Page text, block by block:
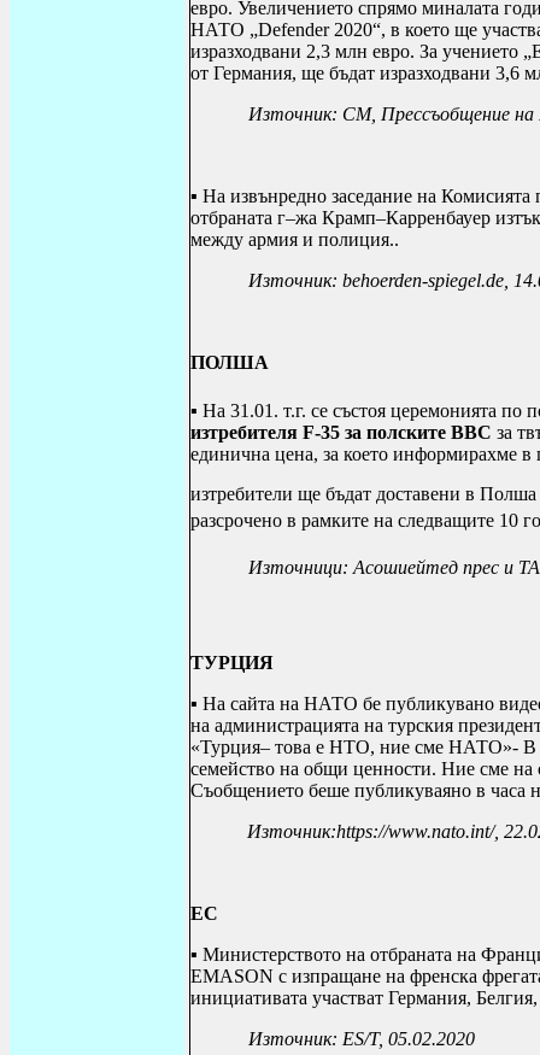
евро. Увеличението спрямо миналата
НАТО „Defender2020“, в което ще
изразходвани 2,3 млн евро. За учението „
от Германия, ще бъдат изразходвани 3,6
Източник: CM, Прессъобщение на
▪ На извънредно заседание на
отбраната г–жа Крамп–Карренбауер
между армия и полиция..
Източник: behoerden-spiegel.de,
ПОЛША
▪ На 31.01. т.г. се състоя церемонията по
изтребителя F-35 за полските ВВС за
единична цена, за което
изтребители ще бъдат доставени в Полша
разсрочено в рамките на следващите 10
Източници: Асошиейтед прес и
ТУРЦИЯ
▪ На сайта на НАТО бе публикувано
на администрацията на турския
«Турция– това е НТО, ние сме НАТО»- В
семейство на общи ценности. Ние сме на
Съобщението беше публикуваяно в часа
Източник:https://www.nato.int/,
ЕС
▪ Министерството на отбраната на
EMASON с изпращане на френска
инициативата участват Германия,
Източник: ЕS/T, 05.02.2020